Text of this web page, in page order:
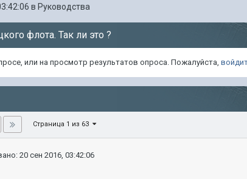
в Руководства
флота. Так ли это ?
или на просмотр результатов опроса. Пожалуйста,
Страница 1 из 63
20 сен 2016, 03:42:06